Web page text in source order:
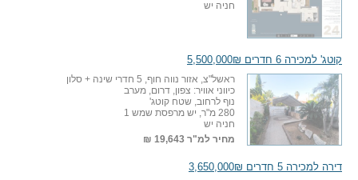
חניה יש
קוטג' למכירה 6 חדרים 5,500,000₪
ראשל"צ, אזור נווה חוף, 5 חדרי שינה + סלון
כיווני אוויר: צפון, דרום, מערב
נוף לרחוב, שטח קוטג'
280 מ"ר, יש מרפסת שמש 1
חניה יש
מחיר למ"ר 19,643 ₪
דירה למכירה 5 חדרים 3,650,000₪